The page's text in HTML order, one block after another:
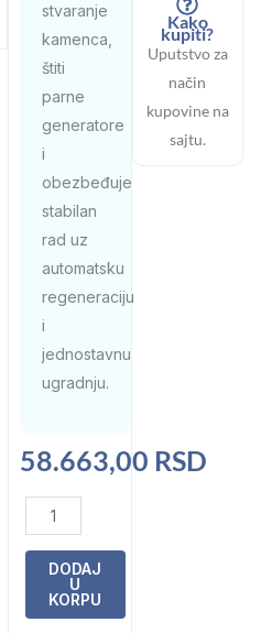
stvaranje
kamenca,
štiti
parne
generatore
i
obezbeđuje
stabilan
rad uz
automatsku
regeneraciju
i
jednostavnu
ugradnju.
58.663,00 RSD
Automatski
depurator
za
DODAJ
U
KORPU
Kako
kupiti?
Uputstvo za
način
kupovine na
sajtu.